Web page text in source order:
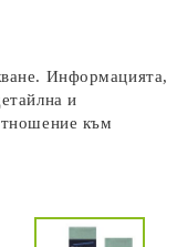
Информацията,
и
към